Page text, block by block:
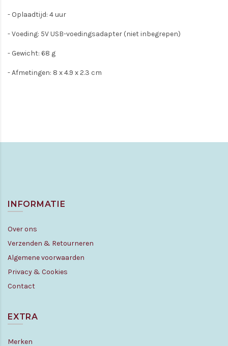
- Oplaadtijd: 4 uur
- Voeding: 5V USB-voedingsadapter (niet inbegrepen)
- Gewicht: 68 g
- Afmetingen: 8 x 4.9 x 2.3 cm
INFORMATIE
Over ons
Verzenden & Retourneren
Algemene voorwaarden
Privacy & Cookies
Contact
EXTRA
Merken